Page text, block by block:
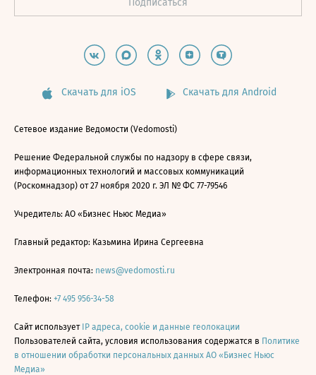
Скачать для iOS Скачать для Android
Сетевое издание Ведомости (Vedomosti)
Решение Федеральной службы по надзору в сфере связи,
информационных технологий и массовых коммуникаций
(Роскомнадзор) от 27 ноября 2020 г. ЭЛ № ФС 77-79546
Учредитель: АО «Бизнес Ньюс Медиа»
Главный редактор: Казьмина Ирина Сергеевна
Электронная почта: news@vedomosti.ru
Телефон: +7 495 956-34-58
Сайт использует IP адреса, cookie и данные геолокации
Пользователей сайта, условия использования содержатся в Политике
в отношении обработки персональных данных АО «Бизнес Ньюс
Медиа»